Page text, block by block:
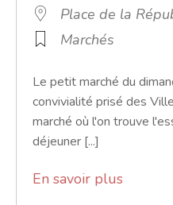
Place de la
Marchés
Le petit marché du
convivialité prisé des
marché où l'on trouve
déjeuner [...]
En savoir plus